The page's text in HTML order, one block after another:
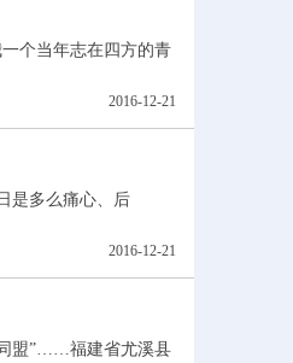
当年志在四方的青
2016-12-21
是多么痛心、后
2016-12-21
盟”……福建省尤溪县